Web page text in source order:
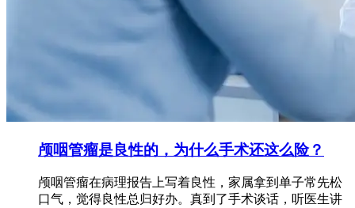
颅咽管瘤是良性的，为什么手术还这么险？
颅咽管瘤在病理报告上写着良性，家属拿到单子常先松
口气，觉得良性总归好办。真到了手术谈话，听医生讲